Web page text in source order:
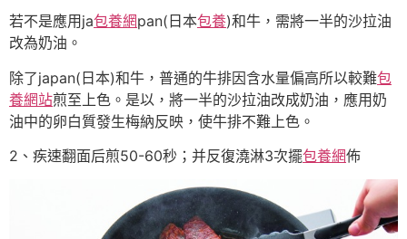
若不是應用ja包養網pan(日本包養)和牛，需將一半的沙拉油
改為奶油。
除了japan(日本)和牛，普通的牛排因含水量偏高所以較難包
養網站煎至上色。是以，將一半的沙拉油改成奶油，應用奶
油中的卵白質發生梅納反映，使牛排不難上色。
2、疾速翻面后煎50-60秒；并反復澆淋3次擺包養網佈